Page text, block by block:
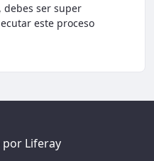
debes ser super
este proceso
por Liferay